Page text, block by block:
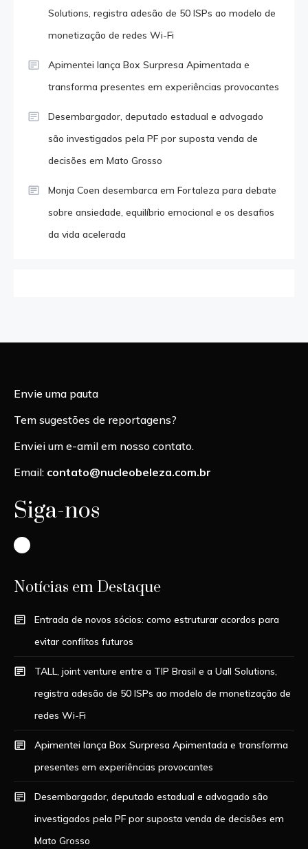
Solutions, registra adesão de 50 ISPs ao modelo de
monetização de redes Wi-Fi
Apimentei lança Box Surpresa Apimentada e
transforma presentes em experiências provocantes
Desembargador, deputado estadual e advogado
são investigados pela PF por suposta venda de
decisões em Mato Grosso
Monja Coen desembarca em Fortaleza para debate
sobre ansiedade, equilíbrio emocional e os desafios
da vida acelerada
Envie uma pauta
Tem sugestões de reportagens?
Enviei um e-amil em nosso contato.
Email: contato@nucleobeleza.com.br
Siga-nos
Instagram
Notícias em Destaque
Entrada de novos sócios: como estruturar acordos para
evitar conflitos futuros
TALL, joint venture entre a TIP Brasil e a Uall Solutions,
registra adesão de 50 ISPs ao modelo de monetização de
redes Wi-Fi
Apimentei lança Box Surpresa Apimentada e transforma
presentes em experiências provocantes
Desembargador, deputado estadual e advogado são
investigados pela PF por suposta venda de decisões em
Mato Grosso